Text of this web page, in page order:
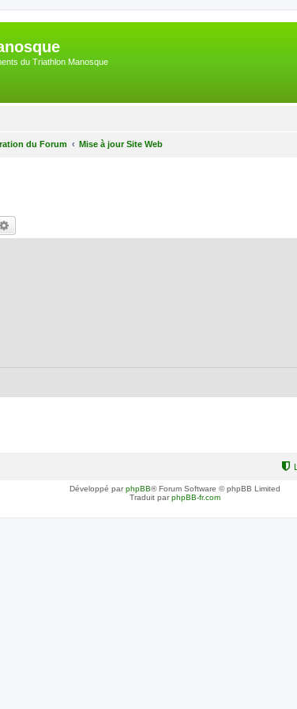
du Triathlon Manosque
du Forum Mise à jour Site Web
Développé parphpBB® Forum Software © phpBB Limited
Traduit parphpBB-fr.com